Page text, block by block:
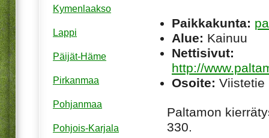
Paikkakunta:
Alue: Kainuu
Nettisivut:
http://
Osoite: Viistetie
Paltamon
330.
Kymenlaakso
Lappi
Päijät-Häme
Pirkanmaa
Pohjanmaa
Pohjois-Karjala